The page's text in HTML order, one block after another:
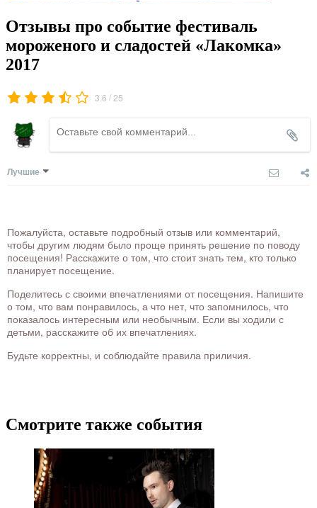
Отзывы про событие фестиваль
мороженого и сладостей «Лакомка»
2017
3.6 /25
Лучшие
Пожалуйста, оставьте подробный отзыв или комментарий,
чтобы другим людям было проще принять решение по поводу
посещения! Расскажите о том, что стоит знать тем, кто только
планирует посещение.
Поделитесь с своими впечатлениями от посещения. Напишите
о том, что вам понравилось, а что нет, что запомнилось, что
показалось интересным или необычным. Если вы ходили с
детьми, расскажите об их впечатлениях.
Будьте корректны, и соблюдайте правила приличия.
Смотрите также события